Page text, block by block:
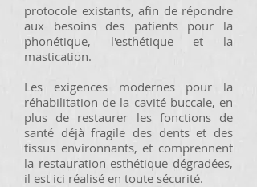
protocole existants, afin de répondre
aux besoins des patients pour la
phonétique, l'esthétique et la
mastication.
Les exigences modernes pour la
réhabilitation de la cavité buccale, en
plus de restaurer les fonctions de
santé déjà fragile des dents et des
tissus environnants, et comprennent
la restauration esthétique dégradées,
il est ici réalisé en toute sécurité.